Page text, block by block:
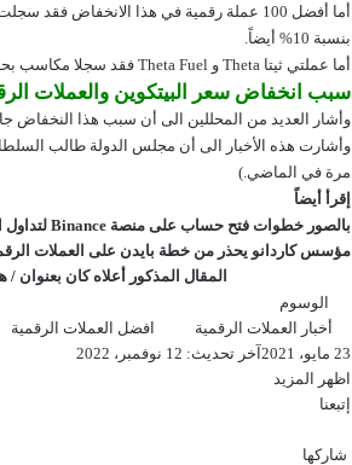
بنسبة 10% أيضاً.
أما عملتي ثيتا Theta و Theta Fuel فقد سجلا مكاسب بحدود 3% على المدى اليومي.
سبب انخفاض سعر البيتكوين والعملات
وأشار العديد من المحللين الى أن سبب هذا النخفاض
وأشارت هذه الأخبار الى أن مجلس الدولة طالب
مرة في الماضي.)
إقرأ أيضاً
بالصور خطوات فتح حساب على منصة Binance لتداول العملات الرقمية
مؤسس كاردانو يحذر من خطة بايدن على العملات
المقال المذكور أعلاه كان بعنوان / هبوط العملات الرقمية 180
الوسوم
أخبار العملات الرقمية
افضل العملات الرقمية
23 مايو، 2021
آخر تحديث: 12 نوفمبر، 2022
اظهر المزيد
إتبعنا
شاركها